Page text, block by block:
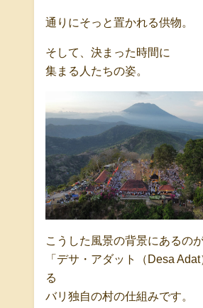
通りにそっと置かれる供物。
そして、決まった時間に
集まる人たちの姿。
こうした風景の背景にあるのが
「デサ・アダット（Desa
る
バリ独自の村の仕組みです。